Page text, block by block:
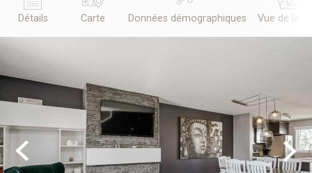
Détails Carte Données démographiques Vue de la
Previous Next